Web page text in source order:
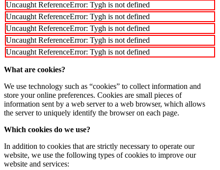
Uncaught ReferenceError: Tygh is not defined
Uncaught ReferenceError: Tygh is not defined
Uncaught ReferenceError: Tygh is not defined
Uncaught ReferenceError: Tygh is not defined
Uncaught ReferenceError: Tygh is not defined
What are cookies?
We use technology such as “cookies” to collect information and
store your online preferences. Cookies are small pieces of
information sent by a web server to a web browser, which allows
the server to uniquely identify the browser on each page.
Which cookies do we use?
In addition to cookies that are strictly necessary to operate our
website, we use the following types of cookies to improve our
website and services: